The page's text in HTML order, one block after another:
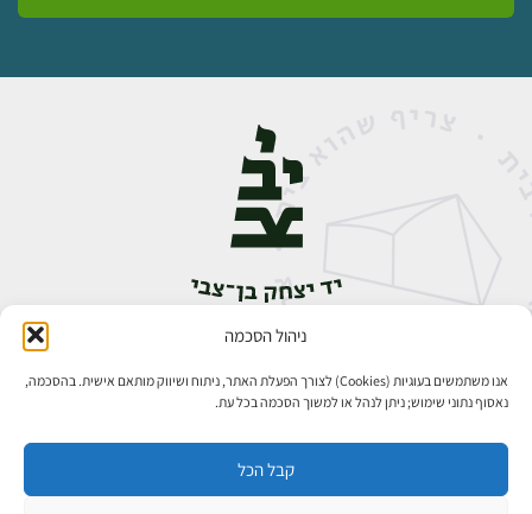
ניהול הסכמה
אנו משתמשים בעוגיות (Cookies) לצורך הפעלת האתר, ניתוח ושיווק מותאם אישית. בהסכמה,
נאסוף נתוני שימוש; ניתן לנהל או למשוך הסכמה בכל עת.
קבל הכל
אבן גבירול 14, רחביה, ירושלים